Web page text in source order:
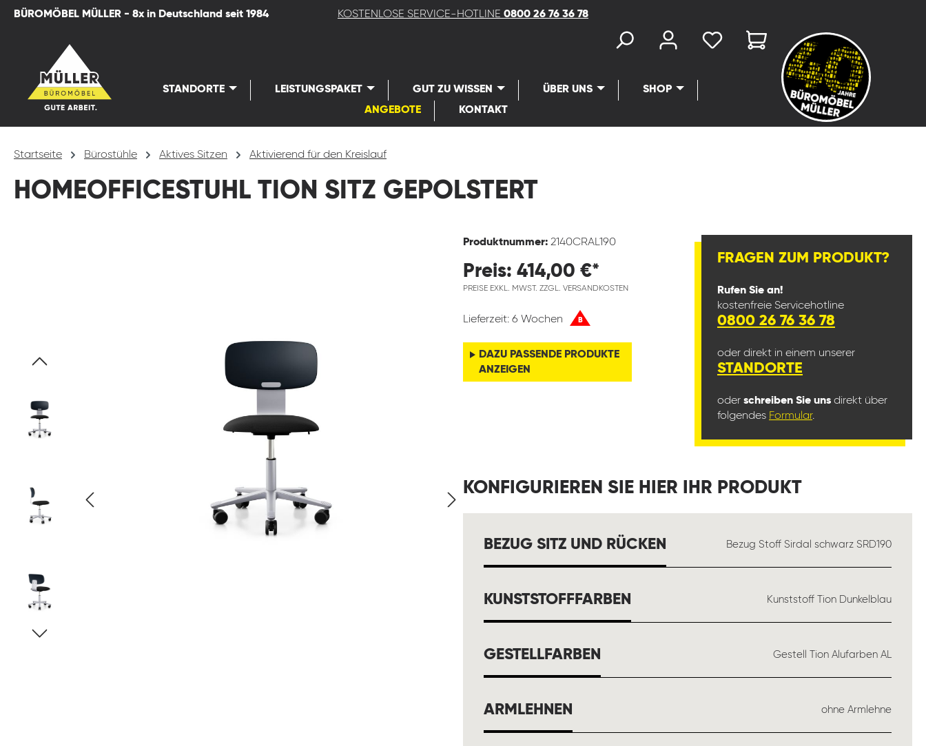
Zur Hauptnavigation springen
BÜROMÖBEL MÜLLER - 8x in Deutschland seit 1984 KOSTENLOSE SERVICE-HOTLINE 0800 26 76 36 78
STANDORTE LEISTUNGSPAKET GUT ZU WISSEN ÜBER UNS
SHOP
ANGEBOTE
KONTAKT
Startseite Bürostühle Aktives Sitzen Aktivierend für den Kreislauf
HOMEOFFICESTUHL TION SITZ GEPOLSTERT
Produktnummer: 2140CRAL190
Preis: 414,00 €*
PREISE EXKL. MWST. ZZGL. VERSANDKOSTEN
Lieferzeit: 6 Wochen B
DAZU PASSENDE PRODUKTE
ANZEIGEN
FRAGEN ZUM PRODUKT?
Rufen Sie an!
kostenfreie Servicehotline
0800 26 76 36 78
oder direkt in einem unserer
STANDORTE
oder schreiben Sie uns direkt über
folgendes Formular.
KONFIGURIEREN SIE HIER IHR PRODUKT
BEZUG SITZ UND RÜCKEN AUSWÄHLENBezug Stoff Sirdal schwarz SRD190
KUNSTSTOFFFARBEN Kunststoff Tion Dunkelblau
GESTELLFARBEN Gestell Tion Alufarben AL
ARMLEHNEN ohne Armlehne